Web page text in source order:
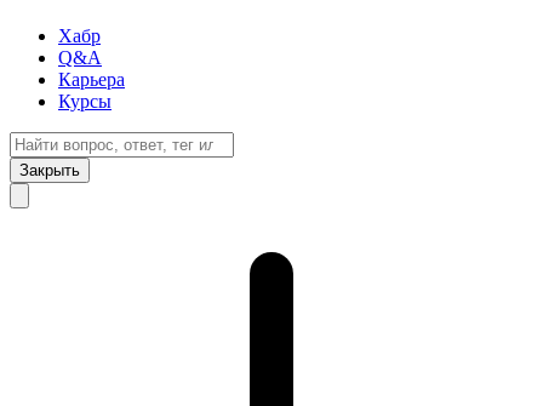
Хабр
Q&A
Карьера
Курсы
Закрыть